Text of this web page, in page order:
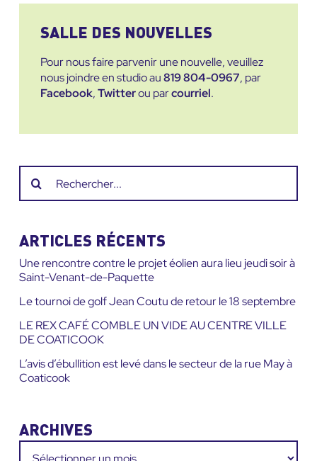
SALLE DES NOUVELLES
Pour nous faire parvenir une nouvelle, veuillez
nous joindre en studio au819 804-0967, par
Facebook,Twitterou parcourriel.
Recherche
sur
site
:
ARTICLES RÉCENTS
Une rencontre contre le projet éolien aura lieu jeudi soir à
Saint-Venant-de-Paquette
Le tournoi de golf Jean Coutu de retour le 18 septembre
LE REX CAFÉ COMBLE UN VIDE AU CENTRE VILLE
DE COATICOOK
L’avis d’ébullition est levé dans le secteur de la rue May à
Coaticook
ARCHIVES
Archives